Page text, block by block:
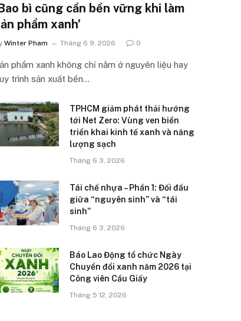
bì cũng cần bền vững khi làm
phẩm xanh’
Winter Pham Tháng 6 9, 2026 0
phẩm xanh không chỉ nằm ở nguyên liệu hay
trình sản xuất bền…
TPHCM giảm phát thải hướng
tới Net Zero: Vùng ven biển
triển khai kinh tế xanh và năng
lượng sạch
Tháng 6 3, 2026
Tái chế nhựa – Phần 1: Đối đầu
giữa “nguyên sinh” và “tái
sinh”
Tháng 6 3, 2026
Báo Lao Động tổ chức Ngày
Chuyển đổi xanh năm 2026 tại
Công viên Cầu Giấy
Tháng 5 12, 2026